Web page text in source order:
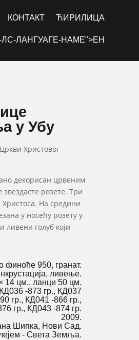
КОНТАКТ ЋИРИЛИЦА
ЛАНГУАГЕ-НАМЕ">ЕН
у Убу
Христовог
декорисан црвеним
розете. Три
На средини
у носећу розету у
ливени голуб који
финоће 950, гранат.
ливење.
14 цм., ланци 50 цм.
-873 гр., КД037
гр., КД041 -866 гр.,
гр., КД043 -874 гр.
2009.
Шипка, Нови Сад.
- Света Земља.